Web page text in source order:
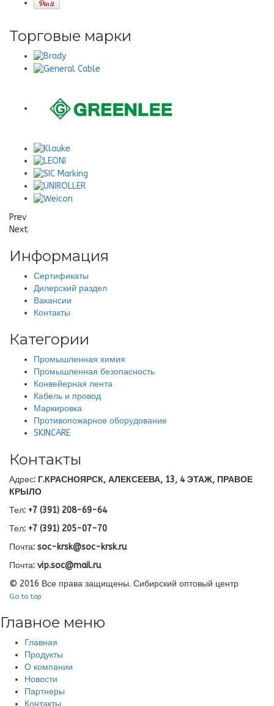
Торговые марки
Prev
Next
Информация
Сертификаты
Дилерский раздел
Вакансии
Контакты
Категории
Промышленная химия
Промышленная безопасность
Конвейерная лента
Кабель и провод
Маркировка
Противопожарное оборудование
SKINCARE
Контакты
Адрес: Г.КРАСНОЯРСК, АЛЕКСЕЕВА, 13, 4 ЭТАЖ, ПРАВОЕ
КРЫЛО
Тел: +7 (391) 208-69-64
Тел: +7 (391) 205-07-70
Почта: soc-krsk@soc-krsk.ru
Почта: vip.soc@mail.ru
© 2016 Все права защищены. Сибирский оптовый центр
Go to top
Главное меню
Главная
Продукты
О компании
Новости
Партнеры
Контакты